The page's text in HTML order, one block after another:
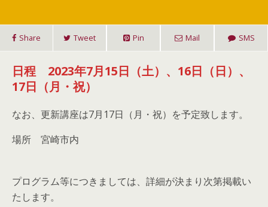
Share Tweet Pin Mail SMS
日程 2023年7月15日（土）、16日（日）、
17日（月・祝）
なお、更新講座は7月17日（月・祝）を予定致します。
場所 宮崎市内
プログラム等につきましては、詳細が決まり次第掲載い
たします。